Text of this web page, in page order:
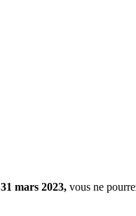
31 mars 2023, vous ne